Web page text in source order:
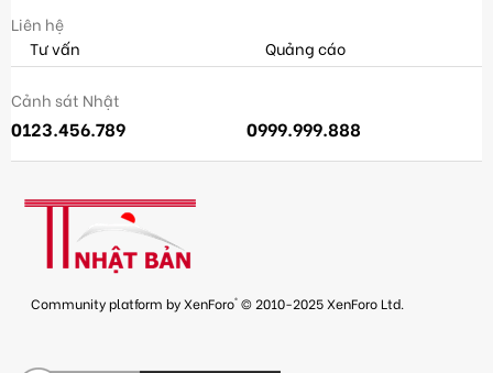
Liên hệ
Tư vấn
Quảng cáo
Cảnh sát Nhật
0123.456.789 0999.999.888
Community platform by XenForo® © 2010-2025 XenForo Ltd.